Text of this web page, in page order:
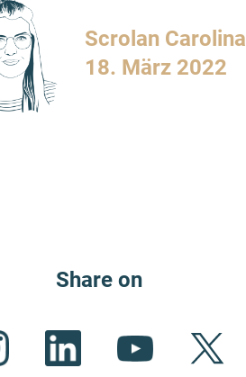
Scrolan Carolina
18. März 2022
Share on